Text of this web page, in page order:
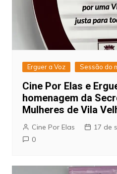
Erguer a Voz Sessão do
Cine Por Elas e
homenagem da
Mulheres de Vila
Cine Por Elas
17 de
0